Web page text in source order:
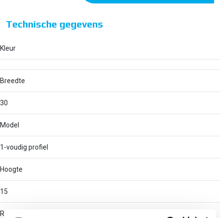
Technische gegevens
Kleur
Breedte
30
Model
1-voudig profiel
Hoogte
15
RAL-nummer